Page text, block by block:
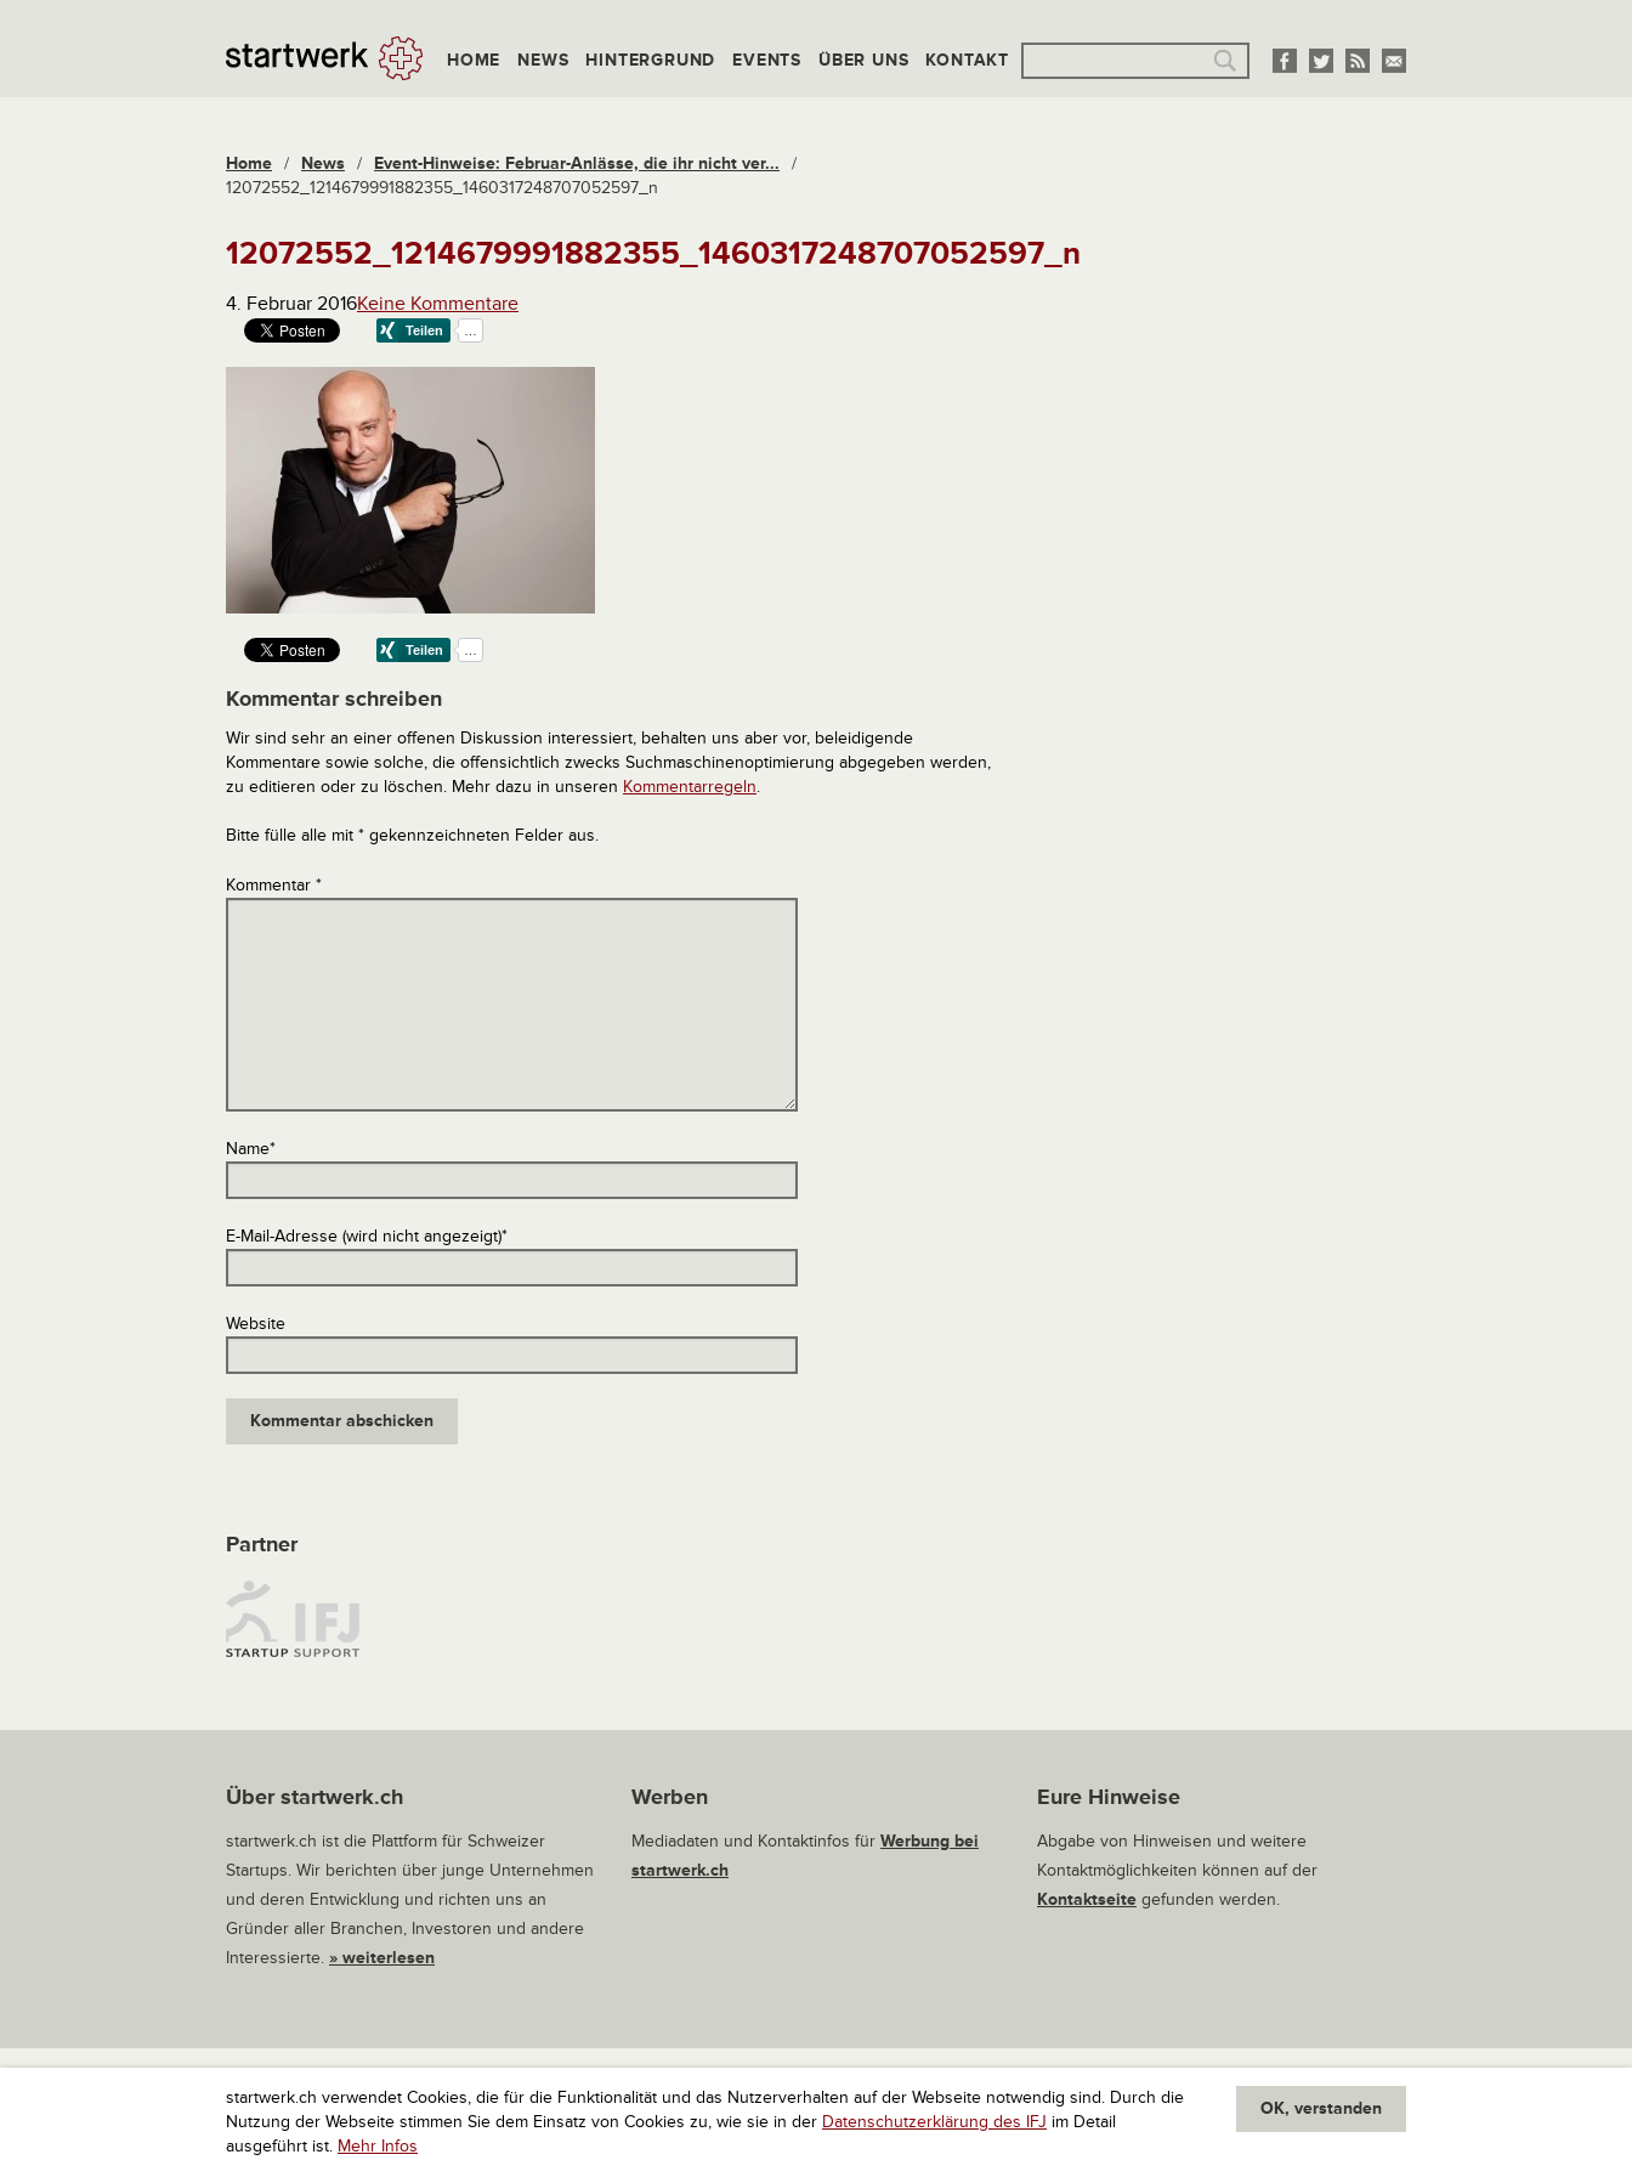
startwerk.ch verwendet Cookies, die für die Funktionalität und das Nutzerverhalten auf der Webseite notwendig sind. Durch die
Nutzung der Webseite stimmen Sie dem Einsatz von Cookies zu, wie sie in der Datenschutzerklärung des IFJ im Detail
ausgeführt ist. Mehr Infos
OK, verstanden
HOME NEWS HINTERGRUND EVENTS ÜBER UNS KONTAKT
Home / News / Event-Hinweise: Februar-Anlässe, die ihr nicht ver...
/
12072552_1214679991882355_1460317248707052597_n
12072552_1214679991882355_1460317248707052597_n
4. Februar 2016Keine Kommentare
Kommentar schreiben
Wir sind sehr an einer offenen Diskussion interessiert, behalten uns aber vor, beleidigende
Kommentare sowie solche, die offensichtlich zwecks Suchmaschinenoptimierung abgegeben werden,
zu editieren oder zu löschen. Mehr dazu in unseren Kommentarregeln.
Bitte fülle alle mit * gekennzeichneten Felder aus.
Kommentar *
Name*
E-Mail-Adresse (wird nicht angezeigt)*
Website
Partner
Über startwerk.ch
startwerk.ch ist die Plattform für Schweizer
Startups. Wir berichten über junge Unternehmen
und deren Entwicklung und richten uns an
Gründer aller Branchen, Investoren und andere
Interessierte. » weiterlesen
Werben
Mediadaten und Kontaktinfos für Werbung bei
startwerk.ch
Eure Hinweise
Abgabe von Hinweisen und weitere
Kontaktmöglichkeiten können auf der
Kontaktseitegefunden werden.
startwerk.ch ist die Plattform für Schweizer Startups. Alle Rechte vorbehalten. Impressum Kontakt nach oben